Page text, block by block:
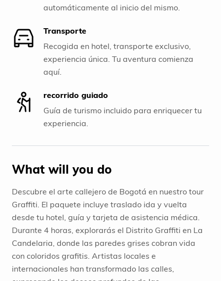
automáticamente al inicio del mismo.
Transporte
Recogida en hotel, transporte exclusivo,
experiencia única. Tu aventura comienza
aquí.
recorrido guiado
Guía de turismo incluido para enriquecer tu
experiencia.
What will you do
Descubre el arte callejero de Bogotá en nuestro tour
Graffiti. El paquete incluye traslado ida y vuelta
desde tu hotel, guía y tarjeta de asistencia médica.
Durante 4 horas, explorarás el Distrito Graffiti en La
Candelaria, donde las paredes grises cobran vida
con coloridos grafitis. Artistas locales e
internacionales han transformado las calles,